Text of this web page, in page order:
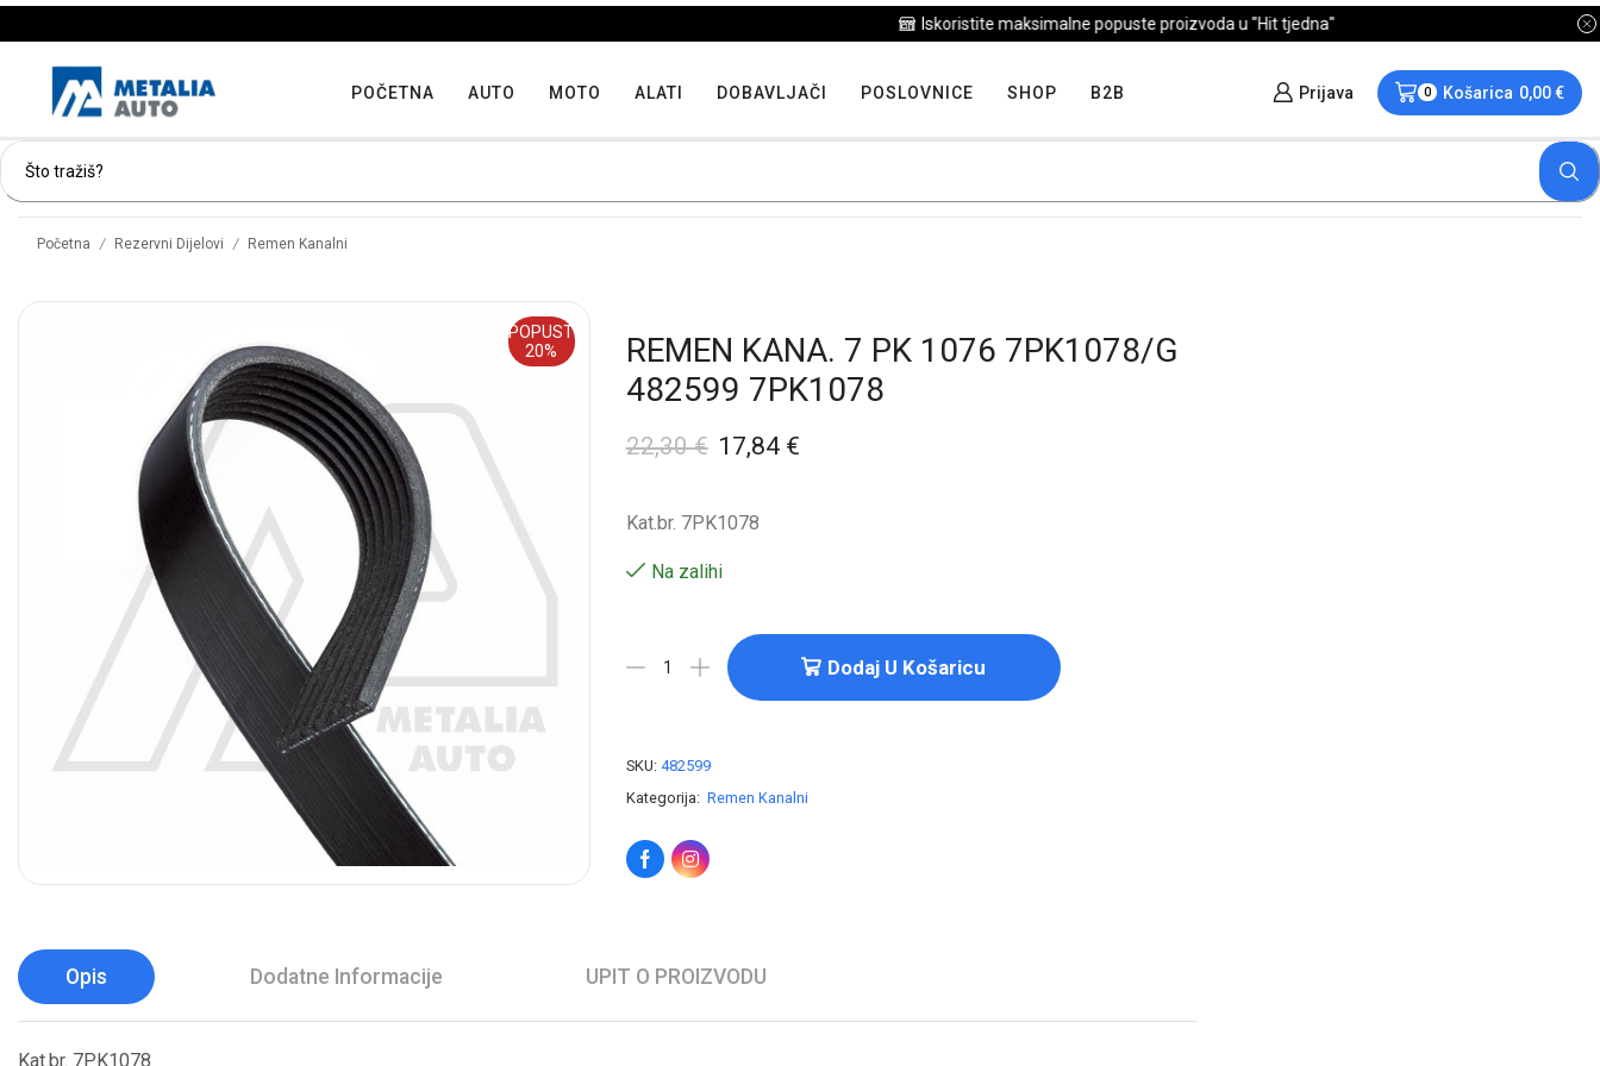
Iskoristite maksimalne popuste proizvoda u "Hit tjedna"
POČETNA AUTO MOTO ALATI DOBAVLJAČI POSLOVNICE SHOP B2B Prijava 0 Košarica 0,00€
Početna / Rezervni Dijelovi / Remen Kanalni
POPUST
20%
REMEN KANA. 7 PK 1076 7PK1078/G
482599 7PK1078
22,30€ 17,84 €
Kat.br. 7PK1078
Na zalihi
Dodaj U Košaricu
SKU: 482599
Kategorija: Remen Kanalni
Opis Dodatne Informacije UPIT O PROIZVODU
Kat.br. 7PK1078